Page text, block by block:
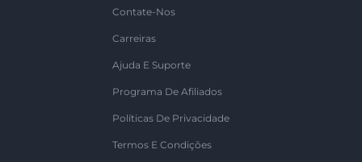
Contate-Nos
Carreiras
Ajuda E Suporte
Programa De Afiliados
Políticas De Privacidade
Termos E Condições